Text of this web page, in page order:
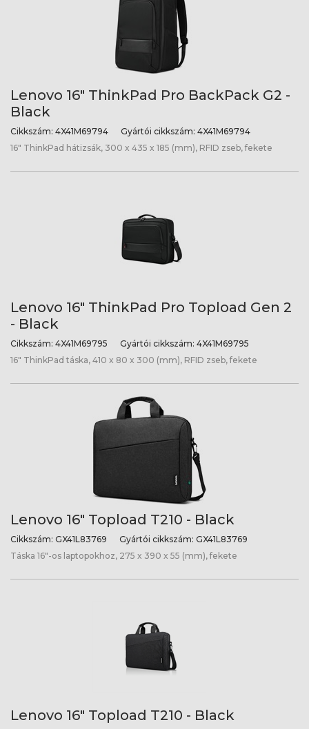
Lenovo 16" ThinkPad Pro BackPack G2 -
Black
Cikkszám: 4X41M69794 Gyártói cikkszám: 4X41M69794
16" ThinkPad hátizsák, 300 x 435 x 185 (mm), RFID zseb, fekete
Lenovo 16" ThinkPad Pro Topload Gen 2
- Black
Cikkszám: 4X41M69795 Gyártói cikkszám: 4X41M69795
16" ThinkPad táska, 410 x 80 x 300 (mm), RFID zseb, fekete
Lenovo 16" Topload T210 - Black
Cikkszám: GX41L83769 Gyártói cikkszám: GX41L83769
Táska 16"-os laptopokhoz, 275 x 390 x 55 (mm), fekete
Lenovo 16" Topload T210 - Black